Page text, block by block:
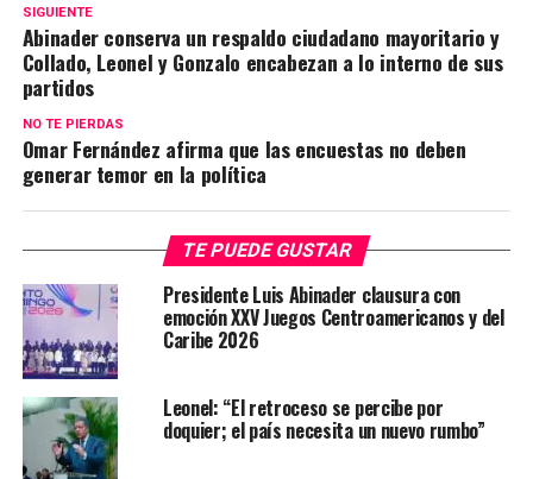
SIGUIENTE
Abinader conserva un respaldo ciudadano mayoritario y
Collado, Leonel y Gonzalo encabezan a lo interno de sus
partidos
NO TE PIERDAS
Omar Fernández afirma que las encuestas no deben
generar temor en la política
TE PUEDE GUSTAR
Presidente Luis Abinader clausura con
emoción XXV Juegos Centroamericanos y del
Caribe 2026
Leonel: “El retroceso se percibe por
doquier; el país necesita un nuevo rumbo”